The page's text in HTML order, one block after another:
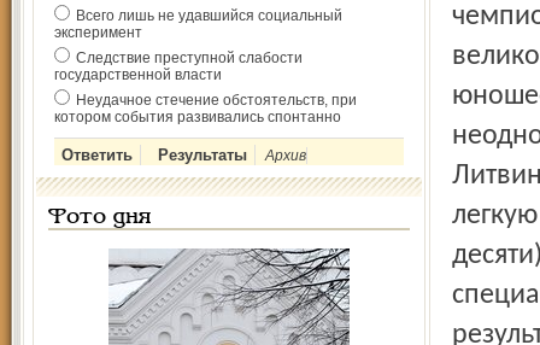
Всего лишь не удавшийся социальный
эксперимент
Следствие преступной слабости
государственной власти
Неудачное стечение обстоятельств, при
котором события развивались спонтанно
Архив
Фото дня